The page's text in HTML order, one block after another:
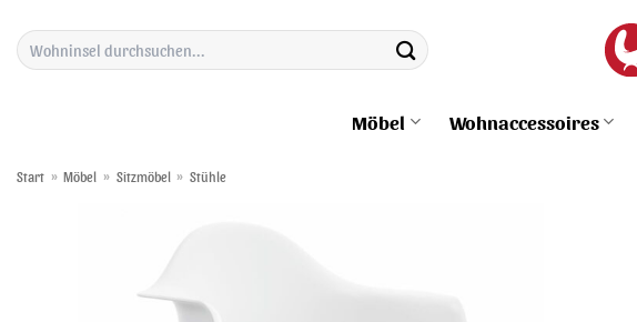
Inhalt
springen
Suchen
nach:
Möbel Wohnaccessoires
Start » Möbel » Sitzmöbel » Stühle